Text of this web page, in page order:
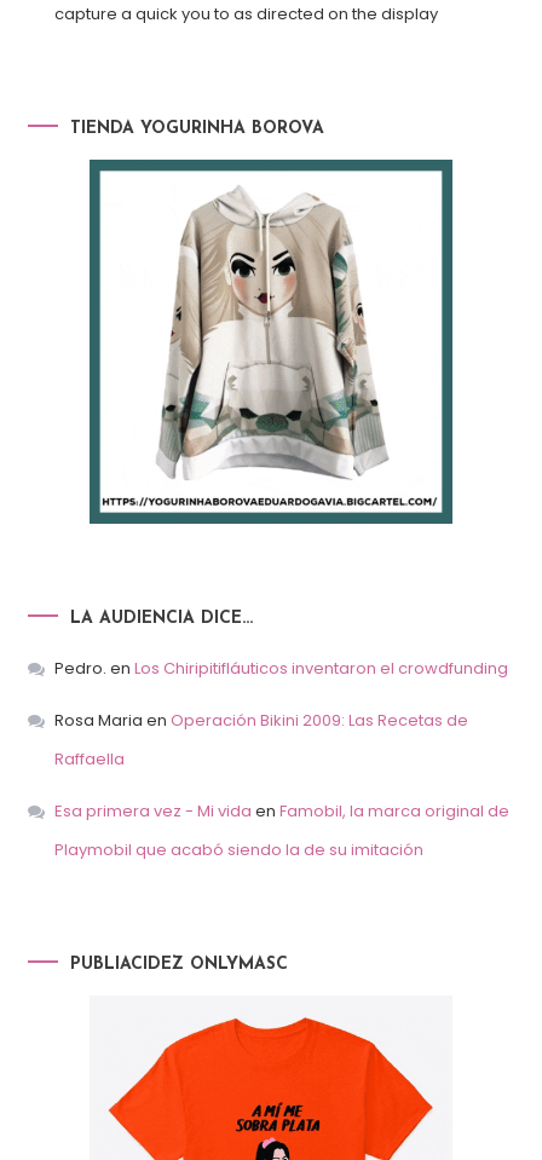
capture a quick you to as directed on the display
TIENDA YOGURINHA BOROVA
LA AUDIENCIA DICE…
Pedro. en Los Chiripitifláuticos inventaron el crowdfunding
Rosa Maria en Operación Bikini 2009: Las Recetas de
Raffaella
Esa primera vez - Mi vida en Famobil, la marca original de
Playmobil que acabó siendo la de su imitación
PUBLIACIDEZ ONLYMASC